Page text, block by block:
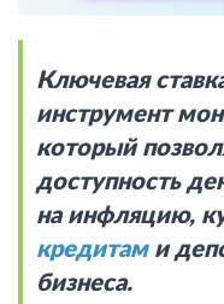
Ключевая
инструмент
который
доступность
на инфляцию,
кредитами
бизнеса.